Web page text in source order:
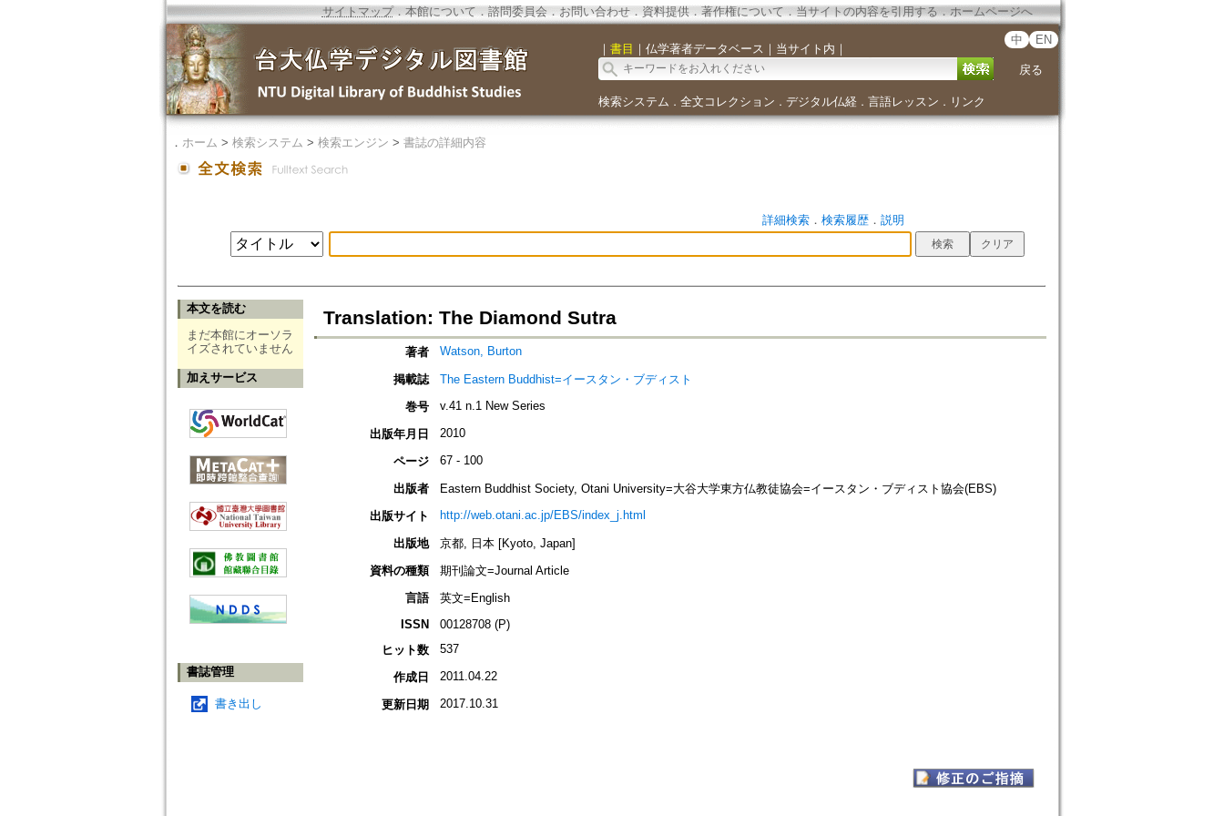
サイトマップ．本館について ． 諮問委員会． お問い合わせ． 資料提供． 著作権について．当サイトの内容を引用する ． ホームページへ
｜ 書目 ｜ 仏学著者データベース ｜ 当サイト内 ｜
中 EN
戻る
検索システム ． 全文コレクション ． デジタル仏経． 言語レッスン ． リンク
． ホーム > 検索システム > 検索エンジン > 書誌の詳細内容
詳細検索． 検索履歴． 説明
本文を読む
まだ本館にオーソラ
イズされていません
加えサービス
書誌管理
書き出し
Translation: The Diamond Sutra
著者 Watson, Burton
掲載誌
The Eastern Buddhist=イースタン・ブディスト
巻号
v.41 n.1 New Series
出版年月日 2010
ページ 67 - 100
出版者
Eastern Buddhist Society, Otani University=大谷大学東方仏教徒協会=イースタン・ブディスト協会(EBS)
出版サイト
http://web.otani.ac.jp/EBS/index_j.html
出版地
京都, 日本 [Kyoto, Japan]
資料の種類
期刊論文=Journal Article
言語
英文=English
ISSN
00128708 (P)
ヒット数
537
作成日 2011.04.22
更新日期 2017.10.31